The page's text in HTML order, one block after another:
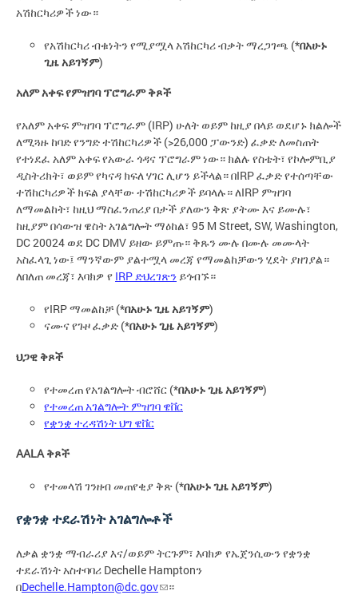
አሽከርካሪዎች ነው።
የአሽከርካሪ ብቁነትን የሚያሟላ አሽከርካሪ ብቃት ማረጋገጫ (*በአሁኑ
ጊዜ አይገኝም)
አለም አቀፍ የምዝገባ ፕሮግራም ቅጾች
የአለም አቀፍ ምዝገባ ፕሮግራም (IRP) ሁለት ወይም ከዚያ በላይ ወደሆኑ ክልሎች
ለሚጓዙ ከባድ የንግድ ተሽከርካሪዎች (>26,000 ፓውንድ) ፈቃድ ለመስጠት
የተነደፈ አለም አቀፍ የአውራ ጎዳና ፕሮግራም ነው። ክልሉ የስቴት፣ የኮሎምቢያ
ዲስትሪክት፣ ወይም የካናዳ ክፍለ ሃገር ሊሆን ይችላል። በIRP ፈቃድ የተሰጣቸው
ተሽከርካሪዎች ክፍል ያላቸው ተሽከርካሪዎች ይባላሉ። ለIRP ምዝገባ
ለማመልከት፣ ከዚህ ማስፈንጠሪያ በታች ያለውን ቅጽ ያትሙ እና ይሙሉ፣
ከዚያም በሳውዝ ዌስት አገልግሎት ማዕከል፣ 95 M Street, SW, Washington,
DC 20024 ወደ DC DMV ይዘው ይምጡ። ቅጹን ሙሉ በሙሉ መሙላት
አስፈላጊ ነው፤ ማንኛውም ያልተሟላ መረጃ የማመልከቻውን ሂደት ያዘገያል።
ለበለጠ መረጃ፣ እባክዎ የ IRP ድህረገጽን ይጎብኙ።
የIRP ማመልከቻ (*በአሁኑ ጊዜ አይገኝም)
ናሙና የጉዞ ፈቃድ (*በአሁኑ ጊዜ አይገኝም)
ህጋዊ ቅጾች
የተመረጠ የአገልግሎት ብሮሸር (*በአሁኑ ጊዜ አይገኝም)
የተመረጠ አገልግሎት ምዝገባ ዌቨር
የቋንቋ ተረዳሽነት ህግ ዌቨር
AALA ቅጾች
የተመላሽ ገንዘብ መጠየቂያ ቅጽ (*በአሁኑ ጊዜ አይገኝም)
የቋንቋ ተደራሽነት አገልግሎቶች
ለቃል ቋንቋ ማብራሪያ እና/ወይም ትርጉም፣ እባክዎ የኤጀንሲውን የቋንቋ
ተደራሽነት አስተባባሪ Dechelle Hamptonን
በDechelle.Hampton@dc.gov ።